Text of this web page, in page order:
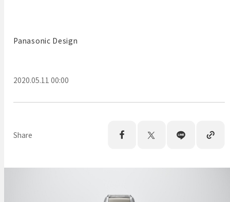
Panasonic Design
2020.05.11 00:00
Share